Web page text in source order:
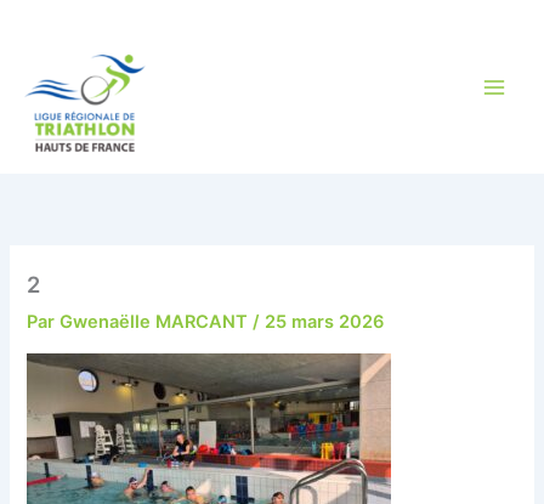
2
ParGwenaëlle MARCANT/ 25 mars 2026